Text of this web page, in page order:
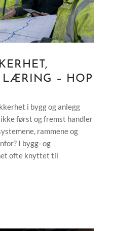
LÆRING – HOP
i bygg og anlegg
først og fremst handler
rammene og
I bygg- og
ofte knyttet til